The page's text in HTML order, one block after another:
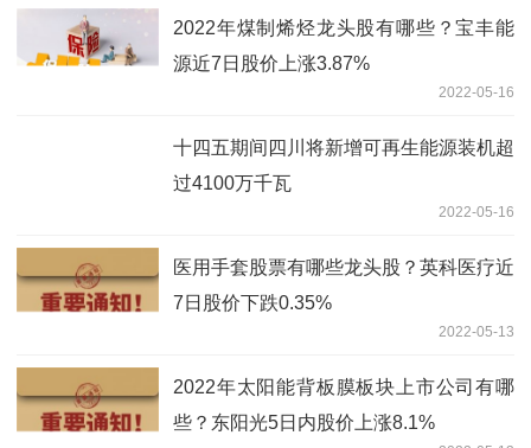
2022年煤制烯烃龙头股有哪些？宝丰能
源近7日股价上涨3.87%
2022-05-16
十四五期间四川将新增可再生能源装机超
过4100万千瓦
2022-05-16
医用手套股票有哪些龙头股？英科医疗近
7日股价下跌0.35%
2022-05-13
2022年太阳能背板膜板块上市公司有哪
些？东阳光5日内股价上涨8.1%